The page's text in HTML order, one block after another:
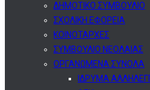
ΔΗΜΟΤΙΚΟ ΣΥΜΒΟΥΛΙΟ
ΣΧΟΛΙΚΗ ΕΦΟΡΕΙΑ
ΚΟΙΝΟΤΑΡΧΕΣ
ΣΥΜΒΟΥΛΙΟ ΝΕΟΛΑΙΑΣ
ΟΡΓΑΝΩΜΕΝΑ ΣΥΝΟΛΑ
ΙΔΡΥΜΑ